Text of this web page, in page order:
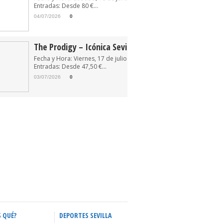
Entradas: Desde 80 €...
04/07/2026 0
The Prodigy – Icónica Sevilla Fest 2026
Fecha y Hora: Viernes, 17 de julio de 2026 22:30
Entradas: Desde 47,50 €...
03/07/2026 0
QUÉ? DEPORTES SEVILLA